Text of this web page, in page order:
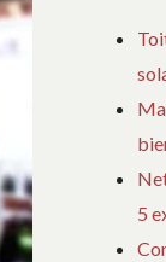
5